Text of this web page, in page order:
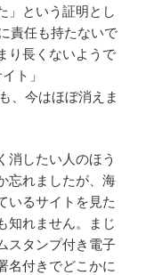
」という証明とし
責任も持たないで
り長くないようで
ト」
、今はほぼ消えま
消したい人のほう
忘れましたが、海
いるサイトを見た
知れません。まじ
スタンプ付き電子
名付きでどこかに